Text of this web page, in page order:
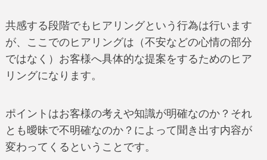
共感する段階でもヒアリングという行為は行います
が、ここでのヒアリングは（不安などの心情の部分
ではなく）お客様へ具体的な提案をするためのヒア
リングになります。
ポイントはお客様の考えや知識が明確なのか？それ
とも曖昧で不明確なのか？によって聞き出す内容が
変わってくるということです。